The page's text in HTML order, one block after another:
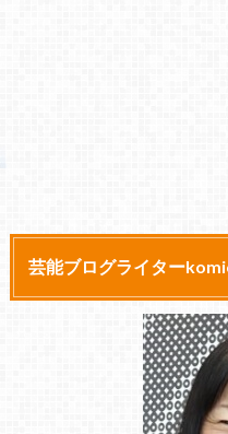
芸能ブログライター